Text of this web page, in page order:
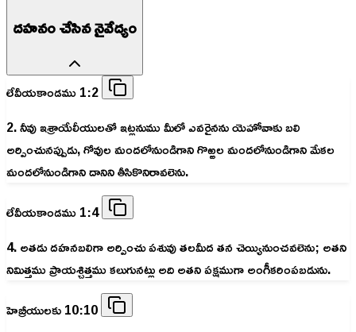
దహనం చేసిన నైవేద్యం
లేవీయకాండము 1:2
2. నీవు ఇశ్రాయేలీయులతో ఇట్లనుము మీలో ఎవరైనను యెహోవాకు బలి
అర్పించునప్పుడు, గోవుల మందలోనుండిగాని గొఱ్ఱల మందలోనుండిగాని మేకల
మందలోనుండిగాని దానిని తీసికొనిరావలెను.
లేవీయకాండము 1:4
4. అతడు దహనబలిగా అర్పించు పశువు తలమీద తన చెయ్యినుంచవలెను; అతని
నిమిత్తము ప్రాయశ్చిత్తము కలుగునట్లు అది అతని పక్షముగా అంగీకరింపబడును.
హెబ్రీయులకు 10:10